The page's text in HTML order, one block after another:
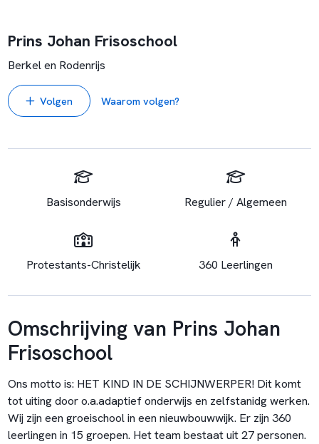
Prins Johan Frisoschool
Berkel en Rodenrijs
Volgen Waarom volgen?
Basisonderwijs Regulier / Algemeen
Protestants-Christelijk 360 Leerlingen
Omschrijving van Prins Johan
Frisoschool
Ons motto is: HET KIND IN DE SCHIJNWERPER! Dit komt
tot uiting door o.a.adaptief onderwijs en zelfstanidg werken.
Wij zijn een groeischool in een nieuwbouwwijk. Er zijn 360
leerlingen in 15 groepen. Het team bestaat uit 27 personen.